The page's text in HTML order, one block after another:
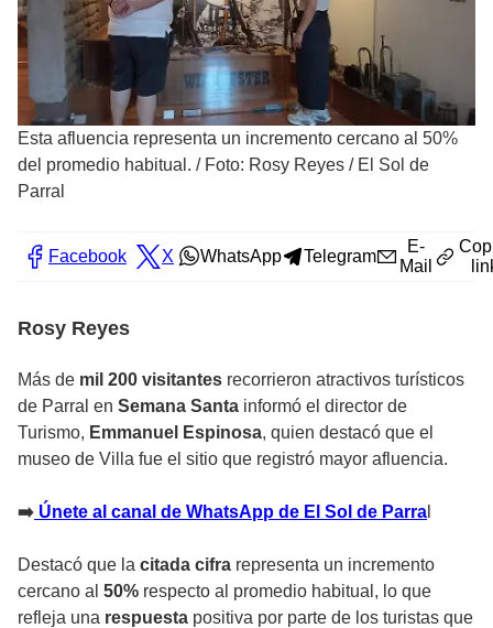
Esta afluencia representa un incremento cercano al 50%
del promedio habitual. / Foto: Rosy Reyes / El Sol de
Parral
Facebook X WhatsApp Telegram
E-
Mail
Rosy Reyes
Más de mil 200 visitantes recorrieron atractivos turísticos
de Parral en Semana Santa informó el director de
Turismo, Emmanuel Espinosa, quien destacó que el
museo de Villa fue el sitio que registró mayor afluencia.
➡️ Únete al canal de WhatsApp de El Sol de Parra
Destacó que la citada cifra representa un incremento
cercano al 50% respecto al promedio habitual, lo que
refleja una respuesta positiva por parte de los turistas que